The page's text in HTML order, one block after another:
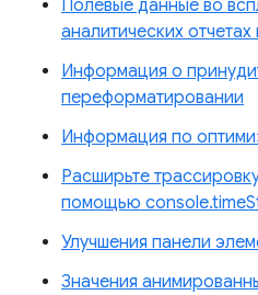
Полевые данные во
аналитических
Информация о
переформатировании
Информация по
Расширьте
помощью
Улучшения панели
Значения